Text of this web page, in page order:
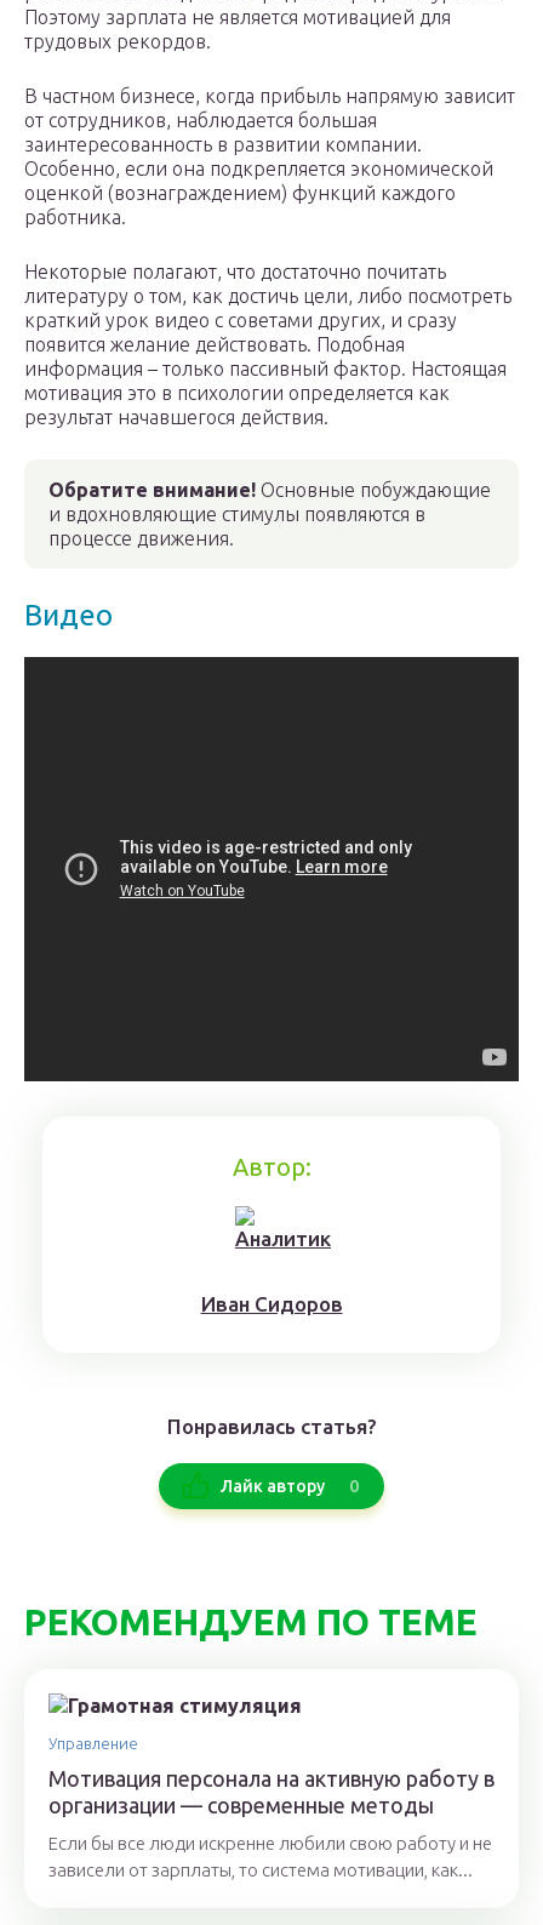
Поэтому зарплата не является мотивацией для
трудовых рекордов.
В частном бизнесе, когда прибыль напрямую зависит
от сотрудников, наблюдается большая
заинтересованность в развитии компании.
Особенно, если она подкрепляется экономической
оценкой (вознаграждением) функций каждого
работника.
Некоторые полагают, что достаточно почитать
литературу о том, как достичь цели, либо посмотреть
краткий урок видео с советами других, и сразу
появится желание действовать. Подобная
информация – только пассивный фактор. Настоящая
мотивация это в психологии определяется как
результат начавшегося действия.
Обратите внимание! Основные побуждающие
и вдохновляющие стимулы появляются в
процессе движения.
Видео
Автор:
Ивaн Сидoрoв
Понравилась статья?
Лайк автору 0
РЕКОМЕНДУЕМ ПО ТЕМЕ
Управление
Мотивация персонала на активную работу в
организации — современные методы
Если бы все люди искренне любили свою работу и не
зависели от зарплаты, то система мотивации, как...